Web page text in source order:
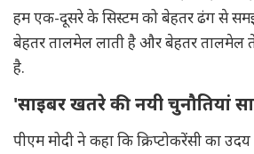
हम एक-दूसरे के सिस्टम को बेहतर ढंग से
बेहतर तालमेल लाती है और बेहतर तालमेल
है.
'साइबर खतरे की नयी चुनौतियां
पीएम मोदी ने कहा कि क्रिप्टोकरेंसी का